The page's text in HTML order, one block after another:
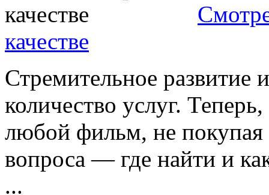
качестве
Стремительное развитие
количество услуг.
любой фильм, не покупая
вопроса — где найти и
...